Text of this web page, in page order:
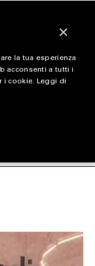
×
la tua esperienza
acconsenti a tutti i
i cookie. Leggi di